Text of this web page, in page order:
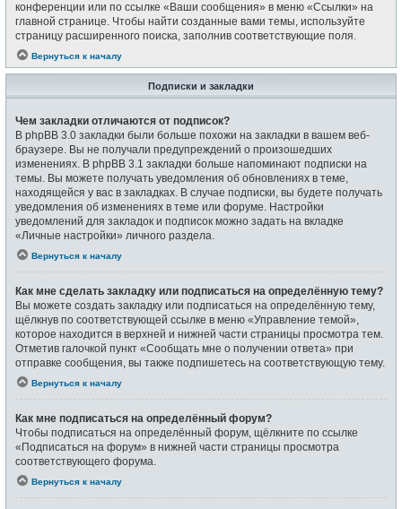
конференции или по ссылке «Ваши сообщения» в меню «Ссылки» на
главной странице. Чтобы найти созданные вами темы, используйте
страницу расширенного поиска, заполнив соответствующие поля.
Вернуться к началу
Подписки и закладки
Чем закладки отличаются от подписок?
В phpBB 3.0 закладки были больше похожи на закладки в вашем веб-
браузере. Вы не получали предупреждений о произошедших
изменениях. В phpBB 3.1 закладки больше напоминают подписки на
темы. Вы можете получать уведомления об обновлениях в теме,
находящейся у вас в закладках. В случае подписки, вы будете получать
уведомления об изменениях в теме или форуме. Настройки
уведомлений для закладок и подписок можно задать на вкладке
«Личные настройки» личного раздела.
Вернуться к началу
Как мне сделать закладку или подписаться на определённую тему?
Вы можете создать закладку или подписаться на определённую тему,
щёлкнув по соответствующей ссылке в меню «Управление темой»,
которое находится в верхней и нижней части страницы просмотра тем.
Отметив галочкой пункт «Сообщать мне о получении ответа» при
отправке сообщения, вы также подпишетесь на соответствующую тему.
Вернуться к началу
Как мне подписаться на определённый форум?
Чтобы подписаться на определённый форум, щёлкните по ссылке
«Подписаться на форум» в нижней части страницы просмотра
соответствующего форума.
Вернуться к началу